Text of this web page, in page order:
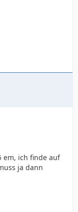
em, ich finde auf
ja dann